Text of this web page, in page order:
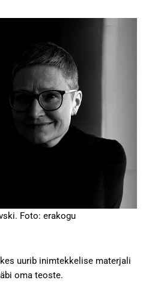
Foto: erakogu
uurib inimtekkelise materjali
oma teoste.